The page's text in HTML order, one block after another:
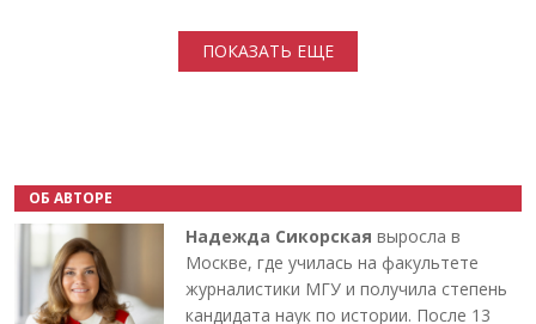
ПОКАЗАТЬ ЕЩЕ
ОБ АВТОРЕ
Надежда Сикорская выросла в
Москве, где училась на факультете
журналистики МГУ и получила степень
кандидата наук по истории. После 13